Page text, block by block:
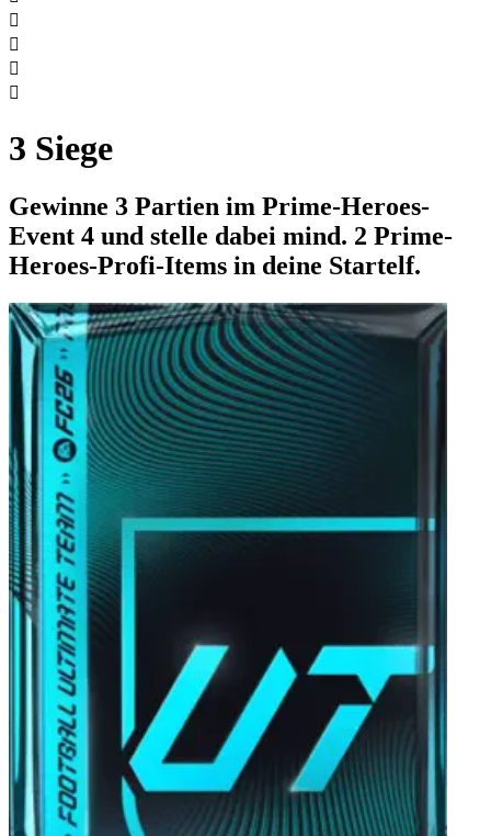




3 Siege
Gewinne 3 Partien im Prime-Heroes-
Event 4 und stelle dabei mind. 2 Prime-
Heroes-Profi-Items in deine Startelf.